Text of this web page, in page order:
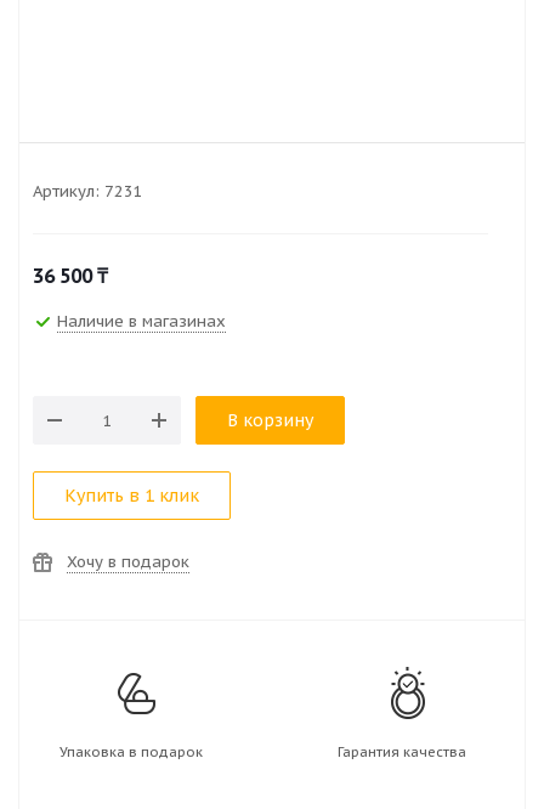
Артикул: 7231
36 500₸
Наличие в магазинах
В корзину
Купить в 1 клик
Хочу в подарок
Упаковка в подарок Гарантия качества